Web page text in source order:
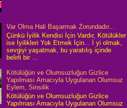
Var Olma Hali Başarmak Zorundadır...
Çünkü İyilik Kendisi İçin Vardır, Kötülükler
ise İyilikleri Yok Etmek İçin... İ yi olmak,
sevgiyi yaşatmak, bu yaratılış içinde
belirli bir ...
Kötülüğün ve Olumsuzluğun Gizlice
Yapılması Amacıyla Uygulanan Olumsuz
Eylem, Sinsilik
Kötülüğün ve Olumsuzluğun Gizlice
Yapılması Amacıyla Uygulanan Olumsuz